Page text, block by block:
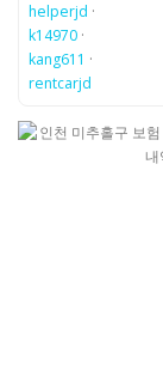
helperjd ·
k14970 ·
kang611 ·
rentcarjd